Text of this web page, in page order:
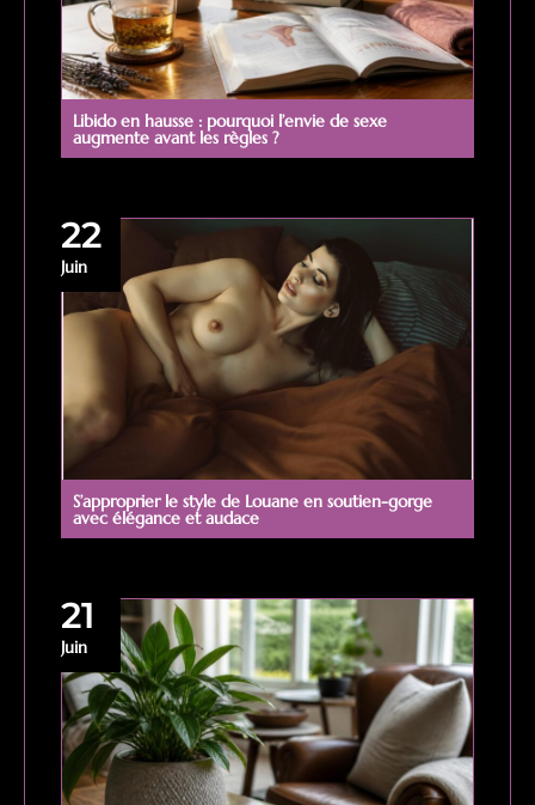
Libido en hausse : pourquoi l’envie de sexe
augmente avant les règles ?
22
Juin
S’approprier le style de Louane en soutien-gorge
avec élégance et audace
21
Juin